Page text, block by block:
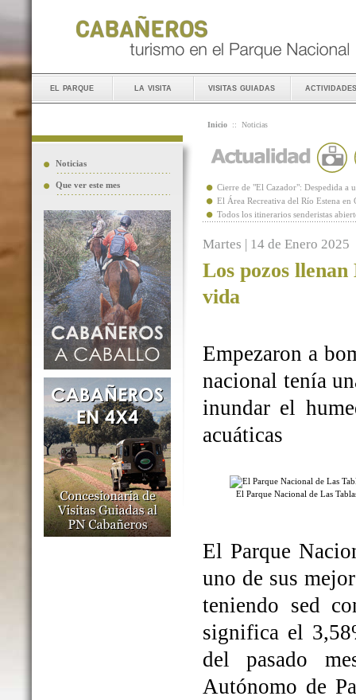
el parque la visita visitas guiadas actividades
Noticias
Que ver este mes
Inicio :: Noticias
Cierre de "El Cazador": Despedida a
El Área Recreativa del Río Estena
Todos los itinerarios senderistas
Martes | 14 de Enero 2025
Los pozos
vida
Empezaron a
nacional tenía
inundar el
acuáticas
El Parque Nacional de Las
El Parque
uno de sus
teniendo sed
significa el
del pasado
Autónomo de